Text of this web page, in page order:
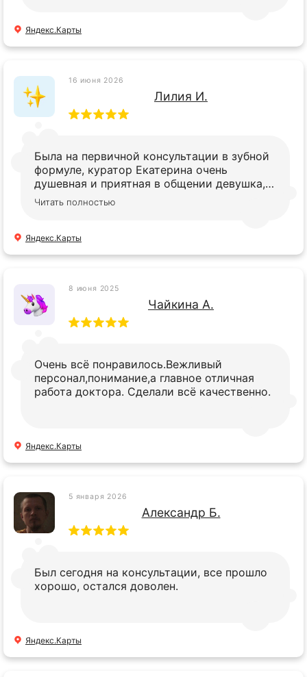
Яндекс.Карты
16 июня 2026
Лилия И.
Была на первичной консультации в зубной
формуле, куратор Екатерина очень
душевная и приятная в общении девушка,
помогла, подсказала, помогла развеять
довольна консультацией. Рекомендую
стоматологию. Екатерине отдельное
Читать полностью
Яндекс.Карты
8 июня 2025
Чайкина А.
Очень всё понравилось.Вежливый
персонал,понимание,а главное отличная
работа доктора. Сделали всё качественно.
Яндекс.Карты
5 января 2026
Александр Б.
Был сегодня на консультации, все прошло
хорошо, остался доволен.
Яндекс.Карты